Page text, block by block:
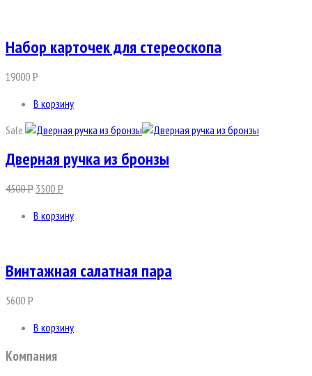
Набор карточек для стереоскопа
19000Р
В корзину
Sale
Дверная ручка из бронзы
4500Р 3500Р
В корзину
Винтажная салатная пара
5600Р
В корзину
Компания